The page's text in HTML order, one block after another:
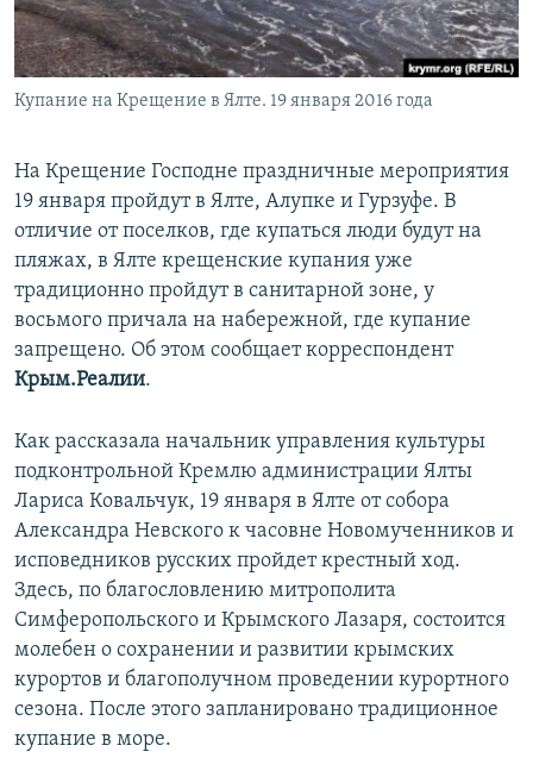
ПОБЕДИТЕЛЕЙ НЕ СУДЯТ?
КРЫМ.НЕПОКОРЕННЫЙ
ELIFBE
ПРИСОЕДИНЯЙТЕСЬ!
Все сайты RFE/RL
Купание на Крещение в Ялте. 19 января 2016 года
На Крещение Господне праздничные мероприятия
19 января пройдут в Ялте, Алупке и Гурзуфе. В
отличие от поселков, где купаться люди будут на
пляжах, в Ялте крещенские купания уже
традиционно пройдут в санитарной зоне, у
восьмого причала на набережной, где купание
запрещено. Об этом сообщает корреспондент
Крым.Реалии.
Как рассказала начальник управления культуры
подконтрольной Кремлю администрации Ялты
Лариса Ковальчук, 19 января в Ялте от собора
Александра Невского к часовне Новомученников и
исповедников русских пройдет крестный ход.
Здесь, по благословлению митрополита
Симферопольского и Крымского Лазаря, состоится
молебен о сохранении и развитии крымских
курортов и благополучном проведении курортного
сезона. После этого запланировано традиционное
купание в море.